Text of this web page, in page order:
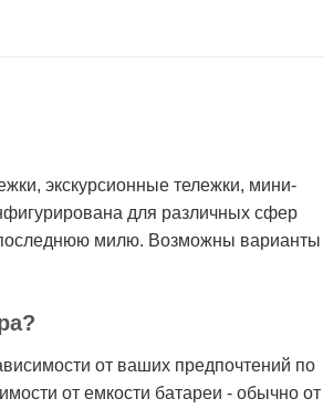
экскурсионные тележки, мини-
для различных сфер
последнюю милю. Возможны варианты
от ваших предпочтений по
от емкости батареи - обычно от